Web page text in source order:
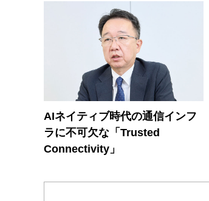
AIネイティブ時代の通信インフ
ラに不可欠な「Trusted
Connectivity」